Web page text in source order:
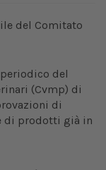
del
(Cvmp) di
di
di prodotti già in